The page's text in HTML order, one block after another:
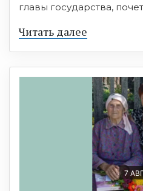
главы государства,
Читать далее
7